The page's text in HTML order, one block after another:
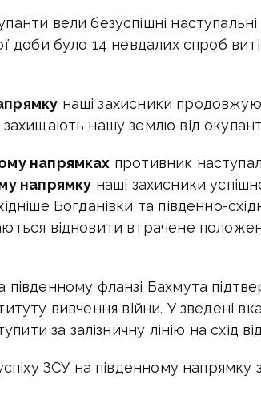
вели безуспішні наступальні
доби було 14 невдалих спроб
наші захисники
нашу землю від
напрямках противник
напрямку наші захисники
Богданівки та південно-
відновити втрачене
фланзі Бахмута
вивчення війни. У зведені
за залізничну лінію на схід
ЗСУ на південному напрямку